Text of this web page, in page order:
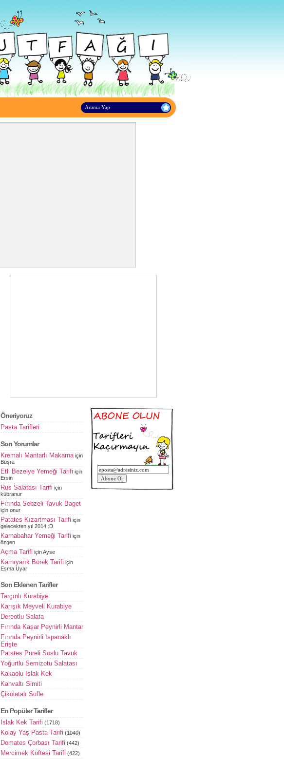
Öneriyoruz
Pasta Tarifleri
Son Yorumlar
Kremalı Mantarlı Makarna için
Büşra
Etli Bezelye Yemeği Tarifi için
Ersin
Rus Salatası Tarifi için
kübranur
Fırında Sebzeli Tavuk Baget
için onur
Patates Kızartması Tarifi için
gelecekten yıl 2014 :D
Karnabahar Yemeği Tarifi için
özgen
Açma Tarifi içinAyse
Karnıyarık Börek Tarifi için
Esma Uyar
Son Eklenen Tarifler
Tarçınlı Kurabiye
Karışık Meyveli Kurabiye
Dereotlu Salata
Fırında Kaşar Peynirli Mantar
Fırında Peynirli Ispanaklı
Erişte
Patates Püreli Soslu Tavuk
Yoğurtlu Semizotu Salatası
Kakaolu Islak Kek
Kahvaltı Simiti
Çikolatalı Sufle
En Popüler Tarifler
Islak Kek Tarifi (1718)
Kolay Yaş Pasta Tarifi (1040)
Domates Çorbası Tarifi (442)
Mercimek Köftesi Tarifi (422)